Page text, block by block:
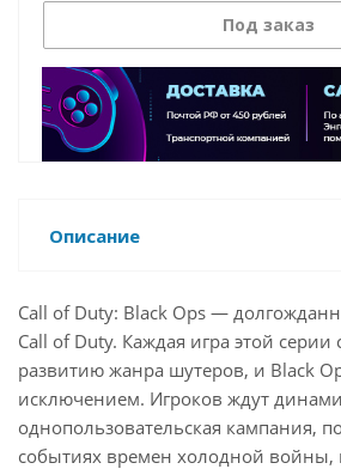
Под заказ
Описание
Call of Duty: Black Ops —
Call of Duty. Каждая игра этой серии
развитию жанра шутеров, и Black
исключением. Игроков ждут
однопользовательская кампания,
событиях времен холодной войны,